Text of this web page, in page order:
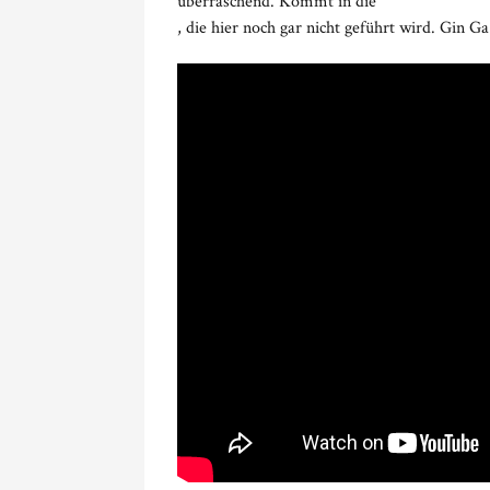
, die hier noch gar nicht geführt wird. Gin